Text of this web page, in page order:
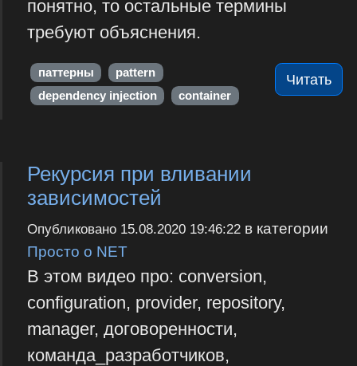
понятно, то остальные термины
требуют объяснения.
Читать
паттерны
pattern
dependency injection
container
Рекурсия при вливании
зависимостей
Опубликовано 15.08.2020 19:46:22в категории
Просто о NET
В этом видео про: conversion,
configuration, provider, repository,
manager, договоренности,
команда_разработчиков,